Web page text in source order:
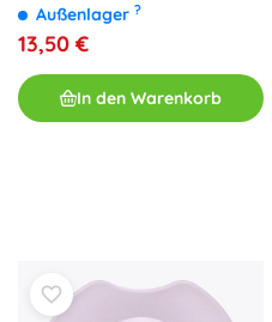
Außenlager ?
13,50 €
In den Warenkorb